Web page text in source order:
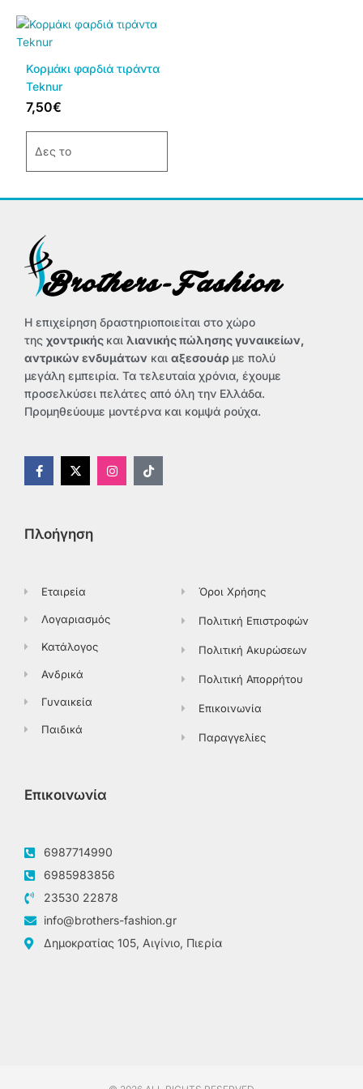
Κορμάκι φαρδιά τιράντα
Teknur
7,50€
Δες το
Αυτό
το
έχει
πολλαπλές
παραλλαγές.
Οι
επιλογές
επιλεγούν
σελίδα
του
προϊόντος
Η επιχείρηση δραστηριοποιείται στο χώρο
της χοντρικής και λιανικής πώλησης γυναικείων,
αντρικών ενδυμάτων και αξεσουάρ με πολύ
μεγάλη εμπειρία. Τα τελευταία χρόνια, έχουμε
προσελκύσει πελάτες από όλη την Ελλάδα.
Προμηθεύουμε μοντέρνα και κομψά ρούχα.
F
a
c
o
X
-
t
t
e
I
n
s
T
i
k
Πλοήγηση
Εταιρεία
Λογαριασμός
Κατάλογος
Ανδρικά
Γυναικεία
Παιδικά
Όροι Χρήσης
Πολιτική Επιστροφών
Πολιτική Ακυρώσεων
Πολιτική Απορρήτου
Επικοινωνία
Παραγγελίες
Επικοινωνία
6987714990
6985983856
23530 22878
info@brothers-fashion.gr
Δημοκρατίας 105, Αιγίνιο, Πιερία